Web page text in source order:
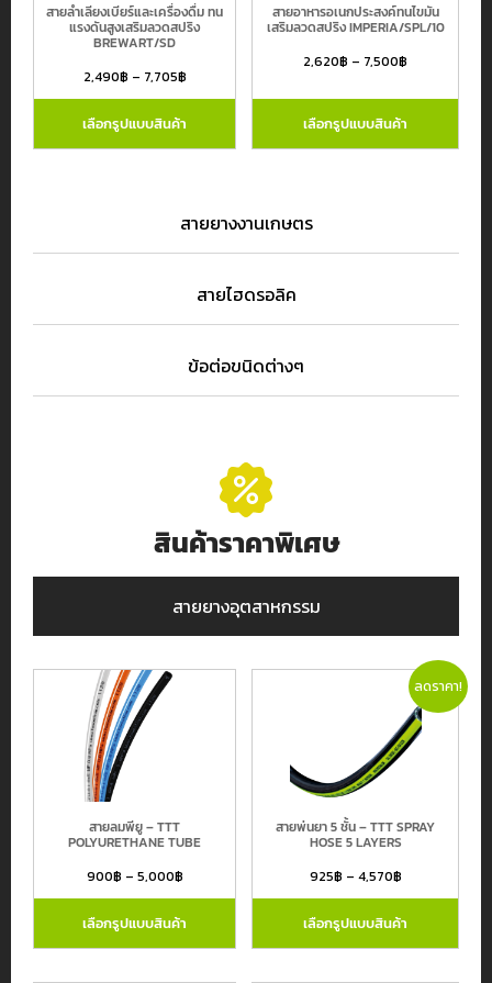
สายยางงานเกษตร
สายไฮดรอลิค
ข้อต่อขนิดต่างๆ
สายลำเลียงเบียร์และเครื่องดื่ม ทน
แรงดันสูงเสริมลวดสปริง
BREWART/SD
2,490฿ – 7,705฿
เลือกรูปแบบสินค้า
สายอาหารอเนกประสงค์ทนไขมัน
เสริมลวดสปริง IMPERIA/SPL/10
2,620฿ – 7,500฿
เลือกรูปแบบสินค้า
สินค้าราคาพิเศษ
สายยางอุตสาหกรรม
สายลมพียู – TTT
POLYURETHANE TUBE
900฿ – 5,000฿
เลือกรูปแบบสินค้า
ลดราคา!
สายพ่นยา 5 ชั้น – TTT SPRAY
HOSE 5 LAYERS
925฿ – 4,570฿
เลือกรูปแบบสินค้า